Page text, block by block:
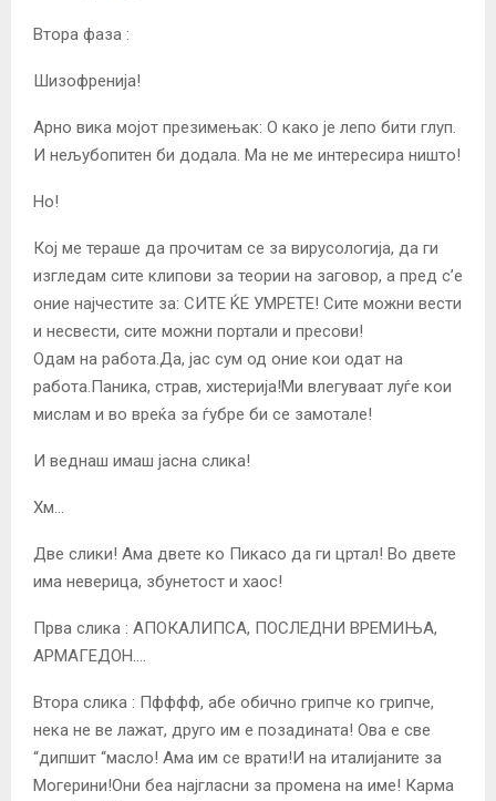
Втора фаза :
Шизофренија!
Арно вика мојот презимењак: О како је лепо бити глуп.
И нељубопитен би додала. Ма не ме интересира ништо!
Но!
Кој ме тераше да прочитам се за вирусологија, да ги
изгледам сите клипови за теории на заговор, а пред с’е
оние најчестите за: СИТЕ ЌЕ УМРЕТЕ! Сите можни вести
и несвести, сите можни портали и пресови!
Одам на работа.Да, јас сум од оние кои одат на
работа.Паника, страв, хистерија!Ми влегуваат луѓе кои
мислам и во вреќа за ѓубре би се замотале!
И веднаш имаш јасна слика!
Хм…
Две слики! Ама двете ко Пикасо да ги цртал! Во двете
има неверица, збунетост и хаос!
Прва слика : АПОКАЛИПСА, ПОСЛЕДНИ ВРЕМИЊА,
АРМАГЕДОН….
Втора слика : Пфффф, абе обично грипче ко грипче,
нека не ве лажат, друго им е позадината! Ова е све
“дипшит “масло! Ама им се врати!И на италијаните за
Могерини!Они беа најгласни за промена на име! Карма